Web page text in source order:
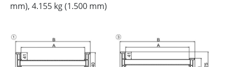
mm), 4.155 kg (1.500 mm)